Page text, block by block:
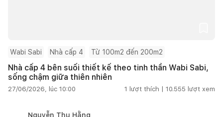
Wabi Sabi Nhà cấp 4 Từ 100m2 đến 200m2
Nhà cấp 4 bên suối thiết kế theo tinh thần Wabi Sabi,
sống chậm giữa thiên nhiên
27/06/2026, lúc 10:00 1 lượt thích | 10.555 lượt xem
Nguyễn Thu Hằng